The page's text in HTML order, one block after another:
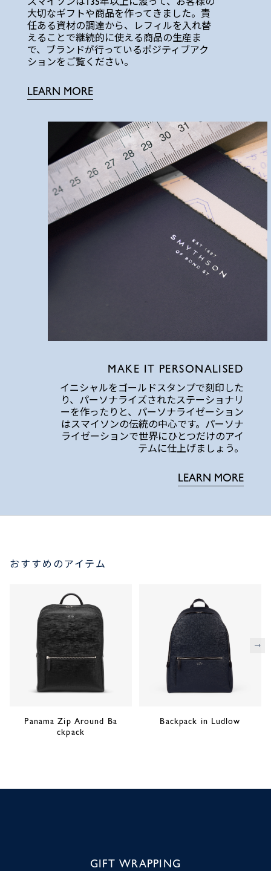
大切なギフトや商品を作ってきました。責
任ある資材の調達から、レフィルを入れ替
えることで継続的に使える商品の生産ま
で、ブランドが行っているポジティブアク
ションをご覧ください。
LEARN MORE
MAKE IT PERSONALISED
イニシャルをゴールドスタンプで刻印した
り、パーソナライズされたステーショナリ
ーを作ったりと、パーソナライゼーション
はスマイソンの伝統の中心です。パーソナ
ライゼーションで世界にひとつだけのアイ
テムに仕上げましょう。
LEARN MORE
おすすめのアイテム
Panama Zip Around Ba
ckpack
Backpack in Ludlow
次
GIFT WRAPPING